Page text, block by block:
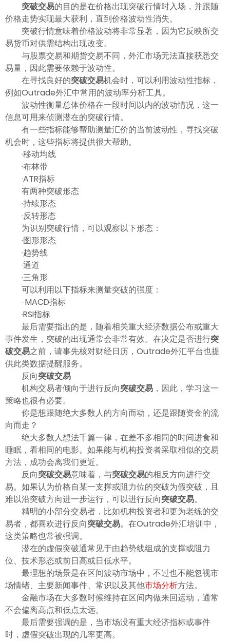
突破交易的目的是在价格出现突破行情时入场，并跟随
价格走势实现最大获利，直到价格波动性消失。
突破行情意味着价格波动将非常显著，因为它反映所交
易货币对供需结构出现改变。
与股票交易和期货交易不同，外汇市场无法直接获悉交
易量，因此需要依赖于波动性。
在寻找良好的突破交易机会时，可以利用波动性指标，
例如Outrade外汇中常用的波动率分析工具。
波动性衡量总体价格在一段时间以内的波动情况，这一
信息可用来侦测潜在的突破行情。
有一些指标能够帮助测量汇价的当前波动性，寻找突破
机会时，这些指标将提供很大帮助。
·移动均线
·布林带
·ATR指标
有两种突破形态
·持续形态
·反转形态
为识别突破行情，可以观察以下形态：
·图形形态
·趋势线
·通道
·三角形
可以利用以下指标来测量突破的强度：
· MACD指标
·RSI指标
最后需要指出的是，随着相关重大经济数据公布或重大
事件发生，突破的出现通常会非常有效。在决定是否进行突
破交易之前，请事先核对财经日历，Outrade外汇平台也提
供此类数据提醒服务。
反向突破交易
机构交易者倾向于进行反向突破交易 ，因此，学习这一
策略也很有必要。
你是想跟随绝大多数人的方向而动，还是跟随资金的流
向而走？
绝大多数人想法千篇一律，在差不多相同的时间进食和
睡眠，看相同的电影。如果能与机构投资者采取相似的交易
方法，成功会离我们更近。
反向突破交易意味着，与突破交易的相反方向进行交
易。如果认为价格自某一支撑或阻力位的突破为假突破，且
难以沿突破方向进一步运行，可以进行反向突破交易。
精明的小部分交易者，比如机构投资者和更为老练的交
易者，都喜欢进行反向突破交易。在Outrade外汇培训中，
这类策略也常被强调。
潜在的虚假突破通常见于由趋势线组成的支撑或阻力
位、技术形态或前日高或日低水平。
最理想的场景是在区间波动市场中，不过也不能忽视市
场情绪、主要新闻事件、常识以及其他市场分析方法。
金融市场在大多数时候维持在区间内做来回运动，通常
不会偏离高点和低点太远。
最后需要强调的是，当市场没有重大经济指标或事件
时，虚假突破出现的几率更高。